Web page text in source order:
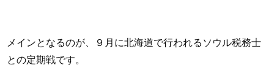
メインとなるのが、９月に北海道で行われるソウル税務士
との定期戦です。